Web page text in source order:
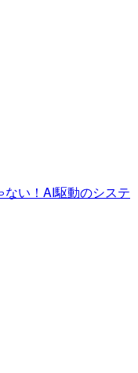
ない！AI駆動のシステ